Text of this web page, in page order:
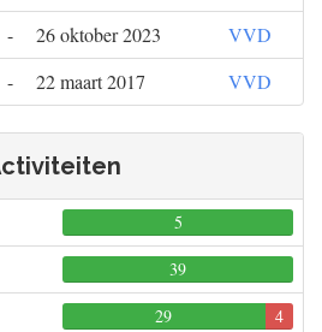
- 26 oktober 2023
VVD
- 22 maart 2017 VVD
5
39
29 4